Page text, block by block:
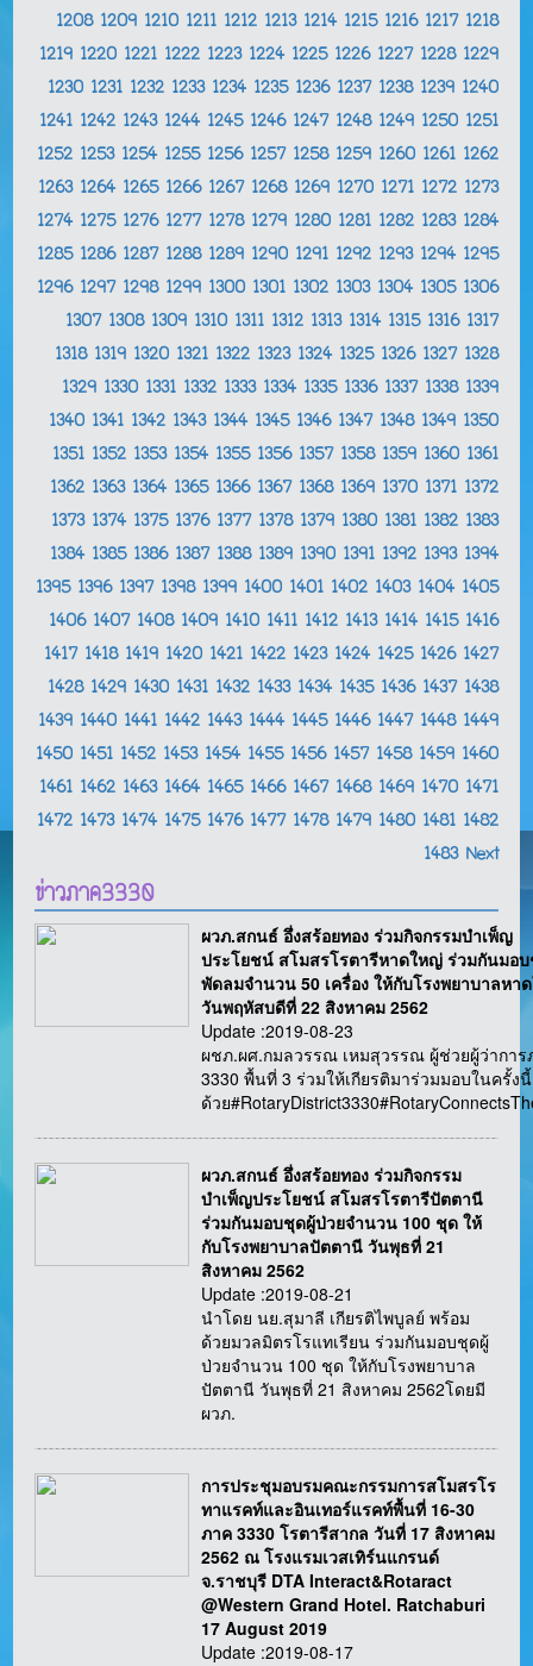
1208 1209 1210 1211 1212 1213 1214 1215 1216 1217 1218
1219 1220 1221 1222 1223 1224 1225 1226 1227 1228 1229
1230 1231 1232 1233 1234 1235 1236 1237 1238 1239 1240
1241 1242 1243 1244 1245 1246 1247 1248 1249 1250 1251
1252 1253 1254 1255 1256 1257 1258 1259 1260 1261 1262
1263 1264 1265 1266 1267 1268 1269 1270 1271 1272 1273
1274 1275 1276 1277 1278 1279 1280 1281 1282 1283 1284
1285 1286 1287 1288 1289 1290 1291 1292 1293 1294 1295
1296 1297 1298 1299 1300 1301 1302 1303 1304 1305 1306
1307 1308 1309 1310 1311 1312 1313 1314 1315 1316 1317
1318 1319 1320 1321 1322 1323 1324 1325 1326 1327 1328
1329 1330 1331 1332 1333 1334 1335 1336 1337 1338 1339
1340 1341 1342 1343 1344 1345 1346 1347 1348 1349 1350
1351 1352 1353 1354 1355 1356 1357 1358 1359 1360 1361
1362 1363 1364 1365 1366 1367 1368 1369 1370 1371 1372
1373 1374 1375 1376 1377 1378 1379 1380 1381 1382 1383
1384 1385 1386 1387 1388 1389 1390 1391 1392 1393 1394
1395 1396 1397 1398 1399 1400 1401 1402 1403 1404 1405
1406 1407 1408 1409 1410 1411 1412 1413 1414 1415 1416
1417 1418 1419 1420 1421 1422 1423 1424 1425 1426 1427
1428 1429 1430 1431 1432 1433 1434 1435 1436 1437 1438
1439 1440 1441 1442 1443 1444 1445 1446 1447 1448 1449
1450 1451 1452 1453 1454 1455 1456 1457 1458 1459 1460
1461 1462 1463 1464 1465 1466 1467 1468 1469 1470 1471
1472 1473 1474 1475 1476 1477 1478 1479 1480 1481 1482
1483 Next
ข่าวภาค3330
ผวภ.สกนธ์ อึ่งสร้อยทอง ร่วมกิจกรรมบำเพ็ญ
ประโยชน์ สโมสรโรตารีหาดใหญ่ ร่วมกันมอ
พัดลมจำนวน 50 เครื่อง ให้กับโรงพยาบาลหา
วันพฤหัสบดีที่ 22 สิงหาคม 2562
Update :2019-08-23
ผชภ.ผศ.กมลวรรณ เหมสุวรรณ ผู้ช่วยผู้ว่าการ
3330 พื้นที่ 3 ร่วมให้เกียรติมาร่วมมอบในครั้งนี้
ด้วย
ผวภ.สกนธ์ อึ่งสร้อยทอง ร่วมกิจกรรม
บำเพ็ญประโยชน์ สโมสรโรตารีปัตตานี
ร่วมกันมอบชุดผู้ป่วยจำนวน 100 ชุด ให้
กับโรงพยาบาลปัตตานี วันพุธที่ 21
สิงหาคม 2562
Update :2019-08-21
นำโดย นย.สุมาลี เกียรติไพบูลย์ พร้อม
ด้วยมวลมิตรโรแทเรียน ร่วมกันมอบชุดผู้
ป่วยจำนวน 100 ชุด ให้กับโรงพยาบาล
ปัตตานี วันพุธที่ 21 สิงหาคม 2562โดยมี
ผวภ.
การประชุมอบรมคณะกรรมการสโมสรโร
ทาแรคท์และอินเทอร์แรคท์พื้นที่ 16-30
ภาค 3330 โรตารีสากล วันที่ 17 สิงหาคม
2562 ณ โรงแรมเวสเทิร์นแกรนด์
จ.ราชบุรี DTA Interact&Rotaract
@Western Grand Hotel. Ratchaburi
17 August 2019
Update :2019-08-17